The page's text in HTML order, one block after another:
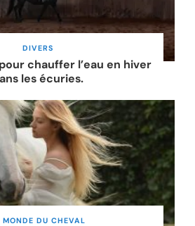
DIVERS
chauffer l’eau en hiver
les écuries.
MONDE DU CHEVAL